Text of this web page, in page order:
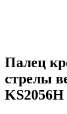
Палец
стрелы
KS2056H